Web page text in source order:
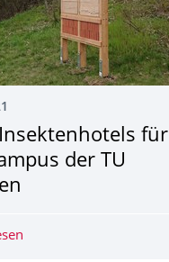
gestartet
für
der TU